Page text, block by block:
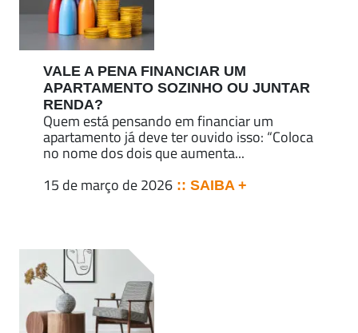
VALE A PENA FINANCIAR UM
APARTAMENTO SOZINHO OU JUNTAR
RENDA?
Quem está pensando em financiar um
apartamento já deve ter ouvido isso: “Coloca
no nome dos dois que aumenta...
15 de março de 2026 :: SAIBA +